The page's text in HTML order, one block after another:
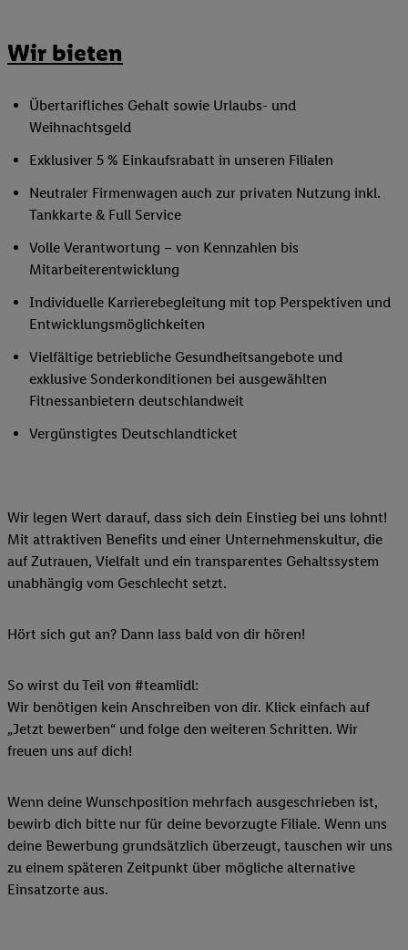
Wir bieten
Übertarifliches Gehalt sowie Urlaubs- und
Weihnachtsgeld
Exklusiver 5 % Einkaufsrabatt in unseren Filialen
Neutraler Firmenwagen auch zur privaten Nutzung inkl.
Tankkarte & Full Service
Volle Verantwortung – von Kennzahlen bis
Mitarbeiterentwicklung
Individuelle Karrierebegleitung mit top Perspektiven und
Entwicklungsmöglichkeiten
Vielfältige betriebliche Gesundheitsangebote und
exklusive Sonderkonditionen bei ausgewählten
Fitnessanbietern deutschlandweit
Vergünstigtes Deutschlandticket
Wir legen Wert darauf, dass sich dein Einstieg bei uns lohnt!
Mit attraktiven Benefits und einer Unternehmenskultur, die
auf Zutrauen, Vielfalt und ein transparentes Gehaltssystem
unabhängig vom Geschlecht setzt.
Hört sich gut an? Dann lass bald von dir hören!
So wirst du Teil von #teamlidl:
Wir benötigen kein Anschreiben von dir. Klick einfach auf
„Jetzt bewerben“ und folge den weiteren Schritten. Wir
freuen uns auf dich!
Wenn deine Wunschposition mehrfach ausgeschrieben ist,
bewirb dich bitte nur für deine bevorzugte Filiale. Wenn uns
deine Bewerbung grundsätzlich überzeugt, tauschen wir uns
zu einem späteren Zeitpunkt über mögliche alternative
Einsatzorte aus.